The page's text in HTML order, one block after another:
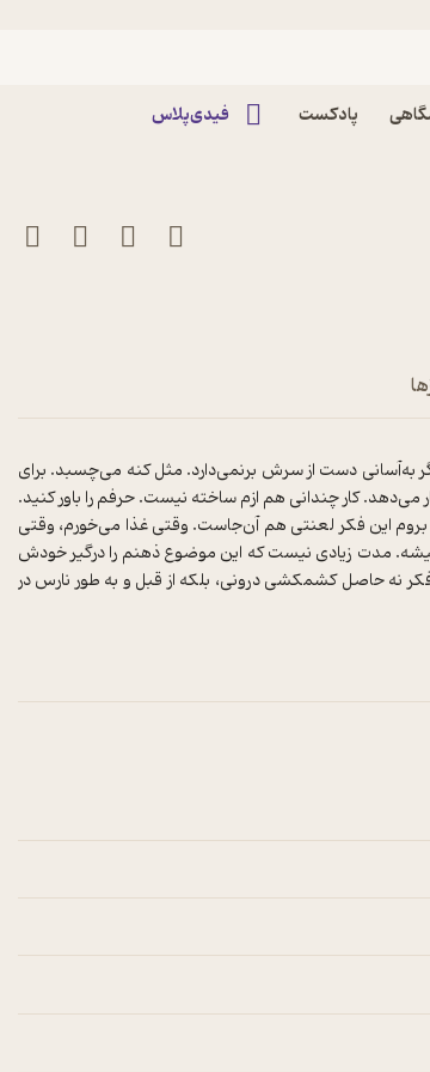
پادکست فیدی‌پلاس کنم اثر ایان رید
به‌آسانی دست از سرش برنمی‌‌دارد. مثل کنه می‌‌چسبد. برای
کار چندانی هم ازم ساخته نیست. حرفم را باور کنید.
این فکر لعنتی هم آن‌جاست. وقتی غذا می‌‌خورم، وقتی
مدت زیادی نیست که این موضوع ذهنم را درگیر خودش
نه حاصل کشمکشی درونی، بلکه از قبل و به طور نارس در